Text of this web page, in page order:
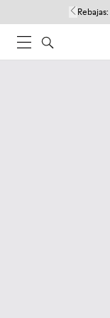
Rebajas: